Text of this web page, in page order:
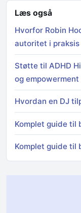
Læs også
Hvorfor Robin
autoritet i praksis
Støtte til ADHD
og empowerment
Hvordan en DJ
Komplet guide til
Komplet guide til